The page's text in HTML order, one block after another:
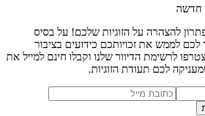
חדשה
להצהרה על הזוגיות שלכם! על בסיס
לממש את זכויותכם כידועים בציבור
לרשימת הדיוור שלנו וקבלו חינם למייל את
לכם תעודת הזוגיות.